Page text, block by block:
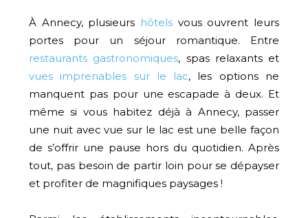
À Annecy, plusieurs hôtels vous ouvrent leurs
portes pour un séjour romantique. Entre
restaurants gastronomiques, spas relaxants et
vues imprenables sur le lac, les options ne
manquent pas pour une escapade à deux. Et
même si vous habitez déjà à Annecy, passer
une nuit avec vue sur le lac est une belle façon
de s’offrir une pause hors du quotidien. Après
tout, pas besoin de partir loin pour se dépayser
et profiter de magnifiques paysages !